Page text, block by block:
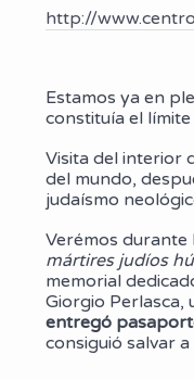
http://
Estamos ya en
constituía el
Visita del interior
del mundo,
judaísmo
Verémos durante
mártires judíos
memorial
Giorgio Perlasca,
entregó
consiguió salvar